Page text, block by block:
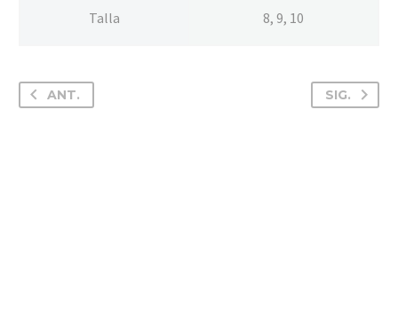
Talla 8, 9, 10
ANT. SIG.